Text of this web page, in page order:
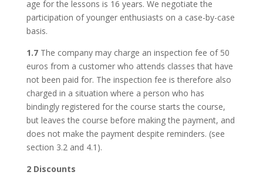
age for the lessons is 16 years. We negotiate the
participation of younger enthusiasts on a case-by-case
basis.
1.7 The company may charge an inspection fee of 50
euros from a customer who attends classes that have
not been paid for. The inspection fee is therefore also
charged in a situation where a person who has
bindingly registered for the course starts the course,
but leaves the course before making the payment, and
does not make the payment despite reminders. (see
section 3.2 and 4.1).
2 Discounts